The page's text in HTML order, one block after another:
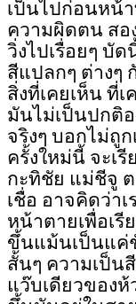
เป็นไปก่อนหน้
ความผิดตน สอ
วิ่งไปเรื่อยๆ บั
สีแปลกๆ ต่างๆ
สิ่งที่เคยเห็น ที่
มันไม่เป็นปกติ
จริงๆ บอกไม่ถู
ครั้งใหม่นี้ จะเรี
กะทิชัย แม่ชีจู
เชื่อ อาจคิดว่าเ
หน้าตายเพื่อเรี
ขึ้นแม้นเป็นแค่
สั้นๆ ความเป็น
แว๊บเดียวของห้